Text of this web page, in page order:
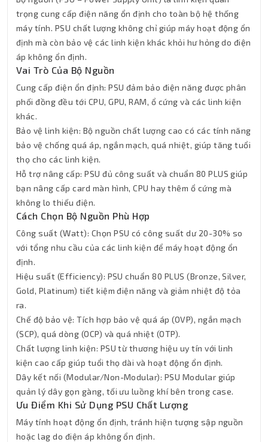
trọng cung cấp điện năng ổn định cho toàn bộ hệ thống
máy tính. PSU chất lượng không chỉ giúp máy hoạt động ổn
định mà còn bảo vệ các linh kiện khác khỏi hư hỏng do điện
áp không ổn định.
Vai Trò Của Bộ Nguồn
Cung cấp điện ổn định: PSU đảm bảo điện năng được phân
phối đồng đều tới CPU, GPU, RAM, ổ cứng và các linh kiện
khác.
Bảo vệ linh kiện: Bộ nguồn chất lượng cao có các tính năng
bảo vệ chống quá áp, ngắn mạch, quá nhiệt, giúp tăng tuổi
thọ cho các linh kiện.
Hỗ trợ nâng cấp: PSU đủ công suất và chuẩn 80 PLUS giúp
bạn nâng cấp card màn hình, CPU hay thêm ổ cứng mà
không lo thiếu điện.
Cách Chọn Bộ Nguồn Phù Hợp
Công suất (Watt): Chọn PSU có công suất dư 20-30% so
với tổng nhu cầu của các linh kiện để máy hoạt động ổn
định.
Hiệu suất (Efficiency): PSU chuẩn 80 PLUS (Bronze, Silver,
Gold, Platinum) tiết kiệm điện năng và giảm nhiệt độ tỏa
ra.
Chế độ bảo vệ: Tích hợp bảo vệ quá áp (OVP), ngắn mạch
(SCP), quá dòng (OCP) và quá nhiệt (OTP).
Chất lượng linh kiện: PSU từ thương hiệu uy tín với linh
kiện cao cấp giúp tuổi thọ dài và hoạt động ổn định.
Dây kết nối (Modular/Non-Modular): PSU Modular giúp
quản lý dây gọn gàng, tối ưu luồng khí bên trong case.
Ưu Điểm Khi Sử Dụng PSU Chất Lượng
Máy tính hoạt động ổn định, tránh hiện tượng sập nguồn
hoặc lag do điện áp không ổn định.